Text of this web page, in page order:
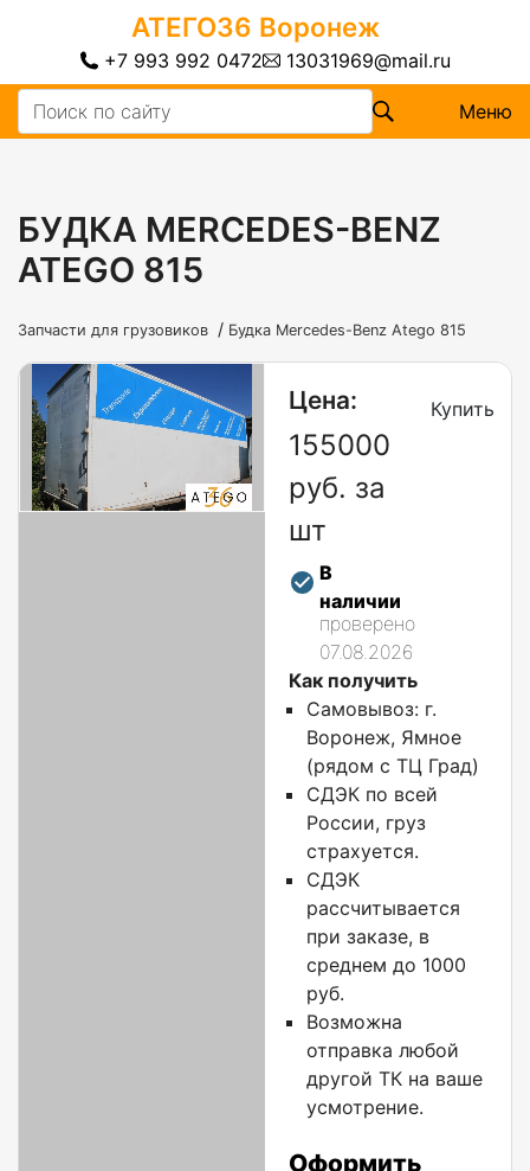
АТЕГО36 Воронеж
+7 993 992 0472 13031969@mail.ru
Меню
БУДКА MERCEDES-BENZ
ATEGO 815
Запчасти для грузовиков / Будка Mercedes-Benz Atego 815
Цена:
155000
руб. за
шт
В
наличии
проверено
07.08.2026
Купить
Как получить
Самовывоз: г.
Воронеж, Ямное
(рядом с ТЦ Град)
СДЭК по всей
России, груз
страхуется.
СДЭК
рассчитывается
при заказе, в
среднем до 1000
руб.
Возможна
отправка любой
другой ТК на ваше
усмотрение.
Оформить